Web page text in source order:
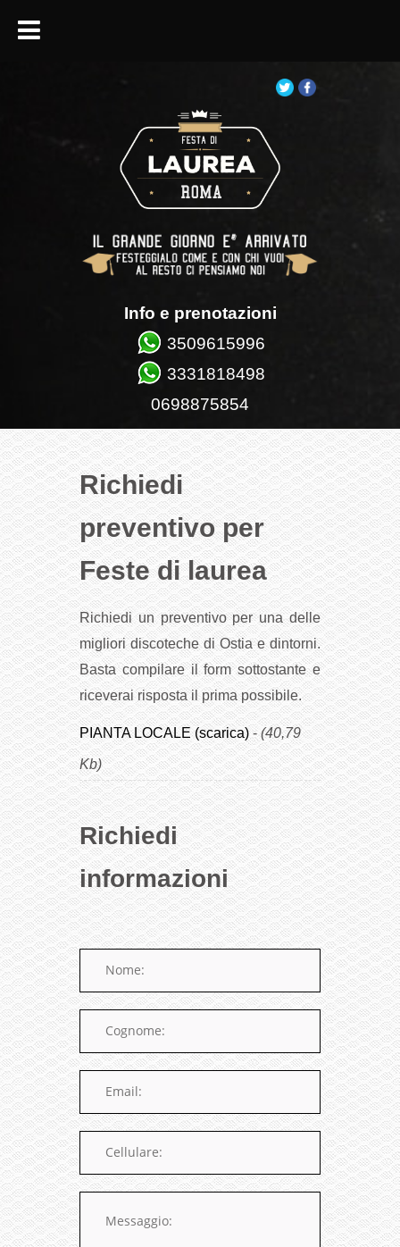
Info e prenotazioni
3509615996
3331818498
0698875854
Richiedi
preventivo per
Feste di laurea
Richiedi un preventivo per una delle
migliori discoteche di Ostia e dintorni.
Basta compilare il form sottostante e
riceverai risposta il prima possibile.
PIANTA LOCALE (scarica) -(40,79
Kb)
Richiedi
informazioni